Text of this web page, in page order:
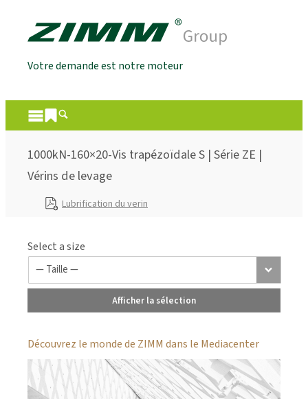
Votre demande est notre moteur
1000kN-160×20-Vis trapézoïdale S | Série ZE |
Vérins de levage
Lubrification du verin
Select a size
Afficher la sélection
Découvrez le monde de ZIMM dans le Mediacenter